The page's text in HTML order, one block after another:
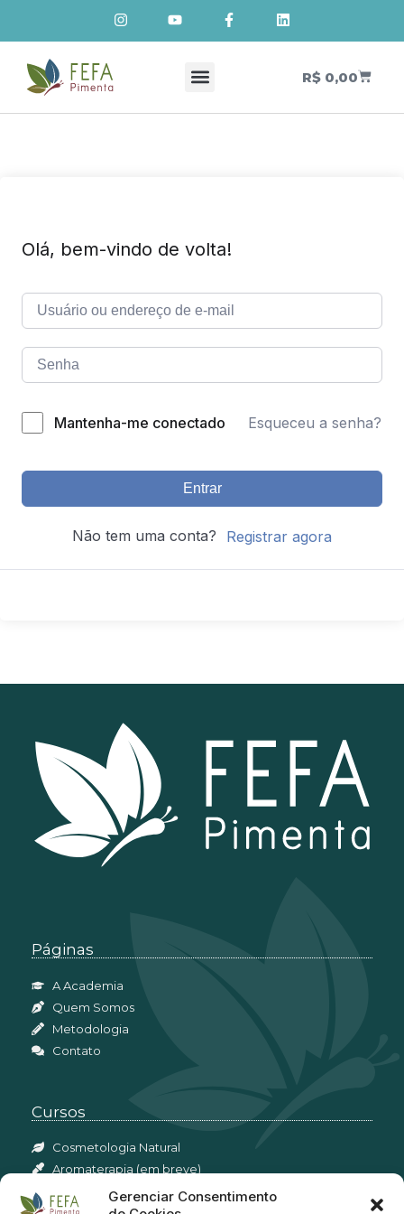
Gerenciar Consentimento
R$0,00
Olá, bem-vindo de volta!
Mantenha-me conectado Esqueceu a senha?
Entrar
Não tem uma conta? Registrar agora
Páginas
A Academia
Quem Somos
Metodologia
Contato
Cursos
Cosmetologia Natural
Aromaterapia (em breve)
Perfumaria Botânica (em breve)